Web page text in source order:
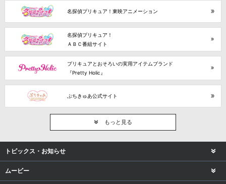
名探偵プリキュア！東映アニメーション
名探偵プリキュア！
ＡＢＣ番組サイト
プリキュアとおそろいの実用アイテムブランド
『Pretty Holic』
ぷちきゅあ公式サイト
もっと見る
トピックス・お知らせ
ムービー